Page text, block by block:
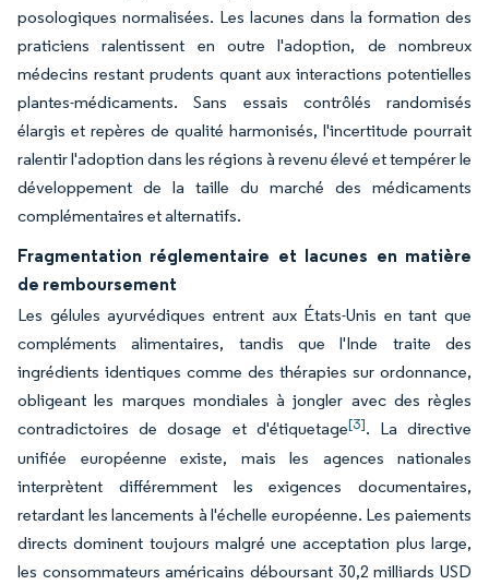
posologiques normalisées. Les lacunes dans la formation des
praticiens ralentissent en outre l'adoption, de nombreux
médecins restant prudents quant aux interactions potentielles
plantes-médicaments. Sans essais contrôlés randomisés
élargis et repères de qualité harmonisés, l'incertitude pourrait
ralentir l'adoption dans les régions à revenu élevé et tempérer le
développement de la taille du marché des médicaments
complémentaires et alternatifs.
Fragmentation réglementaire et lacunes en matière
de remboursement
Les gélules ayurvédiques entrent aux États-Unis en tant que
compléments alimentaires, tandis que l'Inde traite des
ingrédients identiques comme des thérapies sur ordonnance,
obligeant les marques mondiales à jongler avec des règles
contradictoires de dosage et d'étiquetage[3]. La directive
unifiée européenne existe, mais les agences nationales
interprètent différemment les exigences documentaires,
retardant les lancements à l'échelle européenne. Les paiements
directs dominent toujours malgré une acceptation plus large,
les consommateurs américains déboursant 30,2 milliards USD